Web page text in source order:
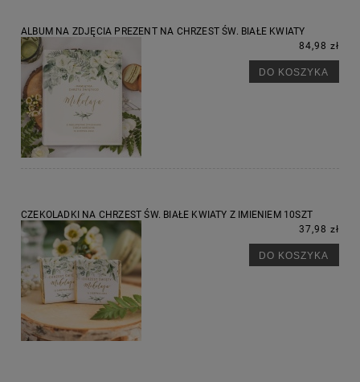
ALBUM NA ZDJĘCIA PREZENT NA CHRZEST ŚW. BIAŁE KWIATY
84,98 zł
DO KOSZYKA
CZEKOLADKI NA CHRZEST ŚW. BIAŁE KWIATY Z IMIENIEM 10SZT
37,98 zł
DO KOSZYKA